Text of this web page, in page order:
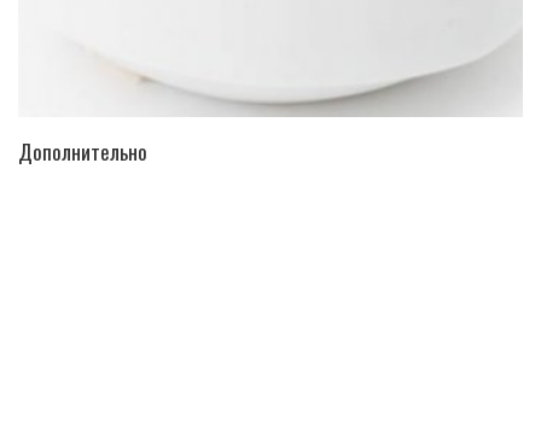
Дополнительно